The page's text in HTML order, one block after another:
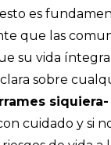
es
que las
su vida
sobre
cuidado y si